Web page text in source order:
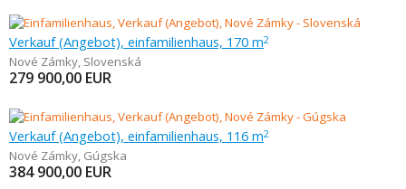
Verkauf (Angebot), einfamilienhaus, 170 m2
Nové Zámky, Slovenská
279 900,00 EUR
Verkauf (Angebot), einfamilienhaus, 116 m2
Nové Zámky, Gúgska
384 900,00 EUR